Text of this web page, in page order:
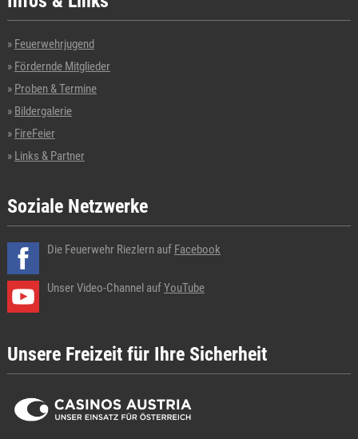
Feuerwehrjugend
Fördernde Mitglieder
Proben & Termine
Bildergalerie
FireFeier
Links & Partner
Soziale Netzwerke
Die Feuerwehr Riezlern auf Facebook
Unser Video-Channel auf YouTube
Unsere Freizeit für Ihre Sicherheit